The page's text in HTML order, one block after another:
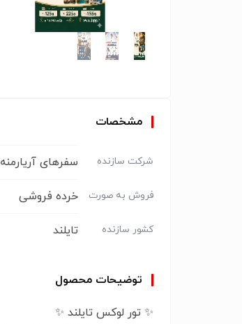
مشخصات
شرکت سازنده سفرهای آریارمنه
فروش به صورت خرده فروشی
کشور سازنده تایلند
توضیحات محصول
✨ تور لوکس تایلند ✨